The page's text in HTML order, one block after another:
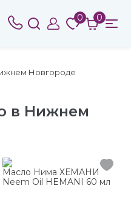
0 0
Новгороде
в Нижнем
Масло Нима ХЕМАНИ
Neem Oil HEMANI 60 мл